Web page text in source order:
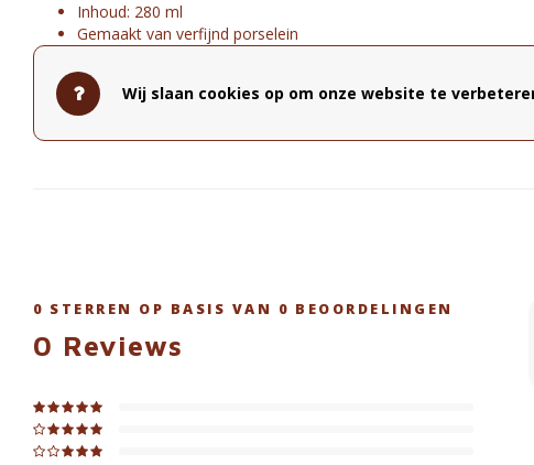
Inhoud: 280 ml
Gemaakt van verfijnd porselein
Niet magnetron- en vaatwasserbestendig. Om te voorkomen
diameter: 16,80cm - hoogte: 12,20cm
0 STERREN OP BASIS VAN 0 BEOORDELINGEN
0 Reviews
Wij slaan cookies op om onze website te